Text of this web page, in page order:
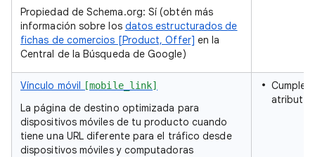
Propiedad de Schema.org: Sí (obtén más
información sobre los datos estructurados de
fichas de comercios [Product, Offer] en la
Central de la Búsqueda de Google)
Vínculo móvil [mobile_link]
La página de destino optimizada para
dispositivos móviles de tu producto cuando
tiene una URL diferente para el tráfico desde
dispositivos móviles y computadoras
Cumple
atributo